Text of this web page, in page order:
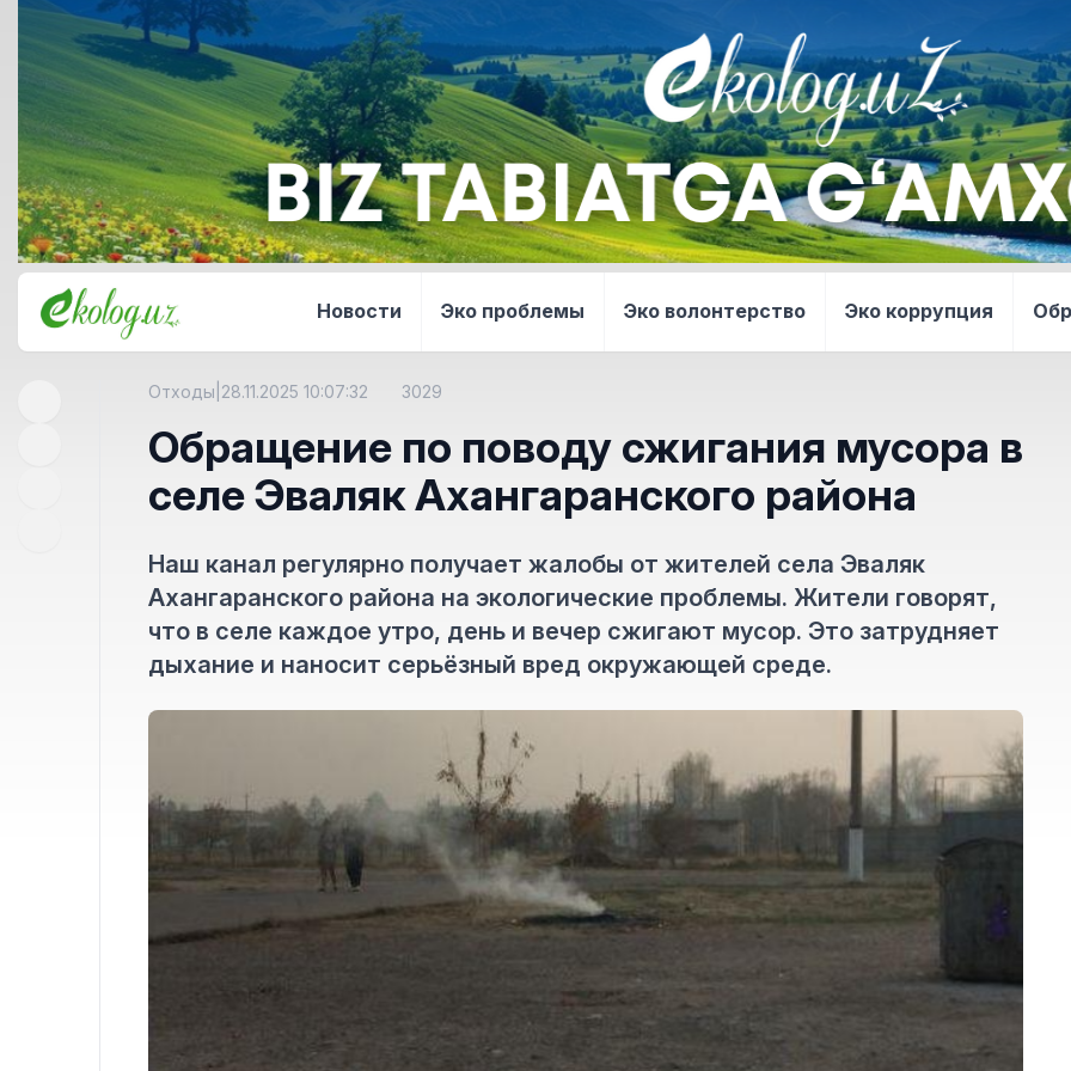
Новости Эко проблемы Эко волонтерство Эко коррупция
Отходы 28.11.2025 10:07:32 3029
Обращение по поводу сжигания мусора в
селе Эваляк Ахангаранского района
Наш канал регулярно получает жалобы от жителей села Эваляк
Ахангаранского района на экологические проблемы. Жители говорят,
что в селе каждое утро, день и вечер сжигают мусор. Это затрудняет
дыхание и наносит серьёзный вред окружающей среде.